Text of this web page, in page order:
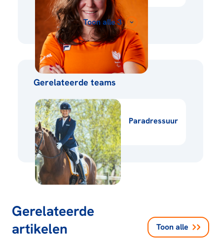
Toon alle 3
Gerelateerde teams
Paradressuur
Gerelateerde
artikelen
Toon alle